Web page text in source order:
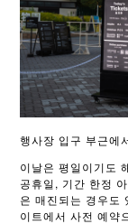
행사장 입구 부근에
이날은 평일이기도
공휴일, 기간 한정
은 매진되는 경우도
이트에서 사전 예약